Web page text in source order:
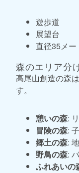
遊歩道
展望台
直径35メ
森のエリア分
高尾山創造の森
す。
憩いの森:
冒険の森:
郷土の森:
野鳥の森:
ふれあいの